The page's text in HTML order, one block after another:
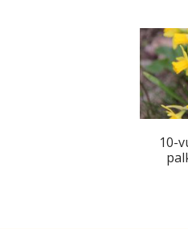
10-